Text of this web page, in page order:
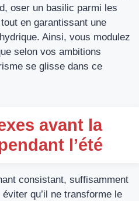
oser un basilic parmi les
en garantissant une
Ainsi, vous modulez
selon vos ambitions
se glisse dans ce
avant la
l’été
consistant, suffisamment
qu’il ne transforme le